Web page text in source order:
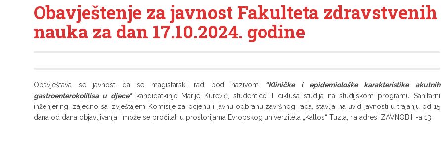
Obavještenje za javnost Fakulteta zdravstvenih
nauka za dan 17.10.2024. godine
Obavještava se javnost da se magistarski rad pod nazivom “Kliničke i epidemiološke karakteristike akutnih
gastroenterokolitisa u djece“ kandidatkinje Marije Kurević, studentice II ciklusa studija na studijskom programu Sanitarni
inženjering, zajedno sa izvještajem Komisije za ocjenu i javnu odbranu završnog rada, stavlja na uvid javnosti u trajanju od 15
dana od dana objavljivanja i može se pročitati u prostorijama Evropskog univerziteta „Kallos“ Tuzla, na adresi ZAVNOBiH-a 13.